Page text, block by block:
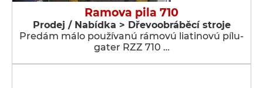
Ramova pila 710
Prodej / Nabídka > Dřevoobráběcí stroje
Predám málo používanú rámovú liatinovú pílu-
gater RZZ 710 …